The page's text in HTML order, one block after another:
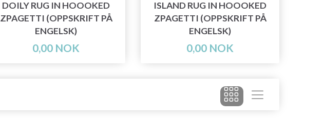
DOILY RUG IN HOOOKED
ZPAGETTI (OPPSKRIFT PÅ
ENGELSK)
0,00 NOK
ISLAND RUG IN HOOOKED
ZPAGETTI (OPPSKRIFT PÅ
ENGELSK)
0,00 NOK